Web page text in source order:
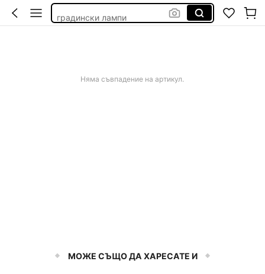
Няма съвпадение на артикул.
МОЖЕ СЪЩО ДА ХАРЕСАТЕ И